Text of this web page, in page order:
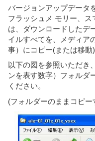
バージョンアップデータ
フラッシュメ モリー、
は、ダウンロードしたデ
イルすべてを、メディア
事）にコピー(または移動
以下の図を参照いただき
ンを表す数字）フォルダ
ください。
(フォルダーのままコピ